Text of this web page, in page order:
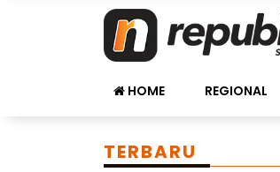
HOME REGIONAL
TERBARU